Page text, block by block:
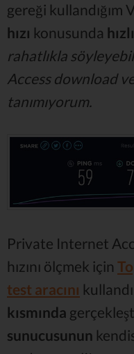
gereği kullandığım
hızı konusunda hızlı
rahatlıkla
Access download
tanımıyorum.
Private Internet
hızını ölçmek için
test aracını
kısmında
sunucusunun